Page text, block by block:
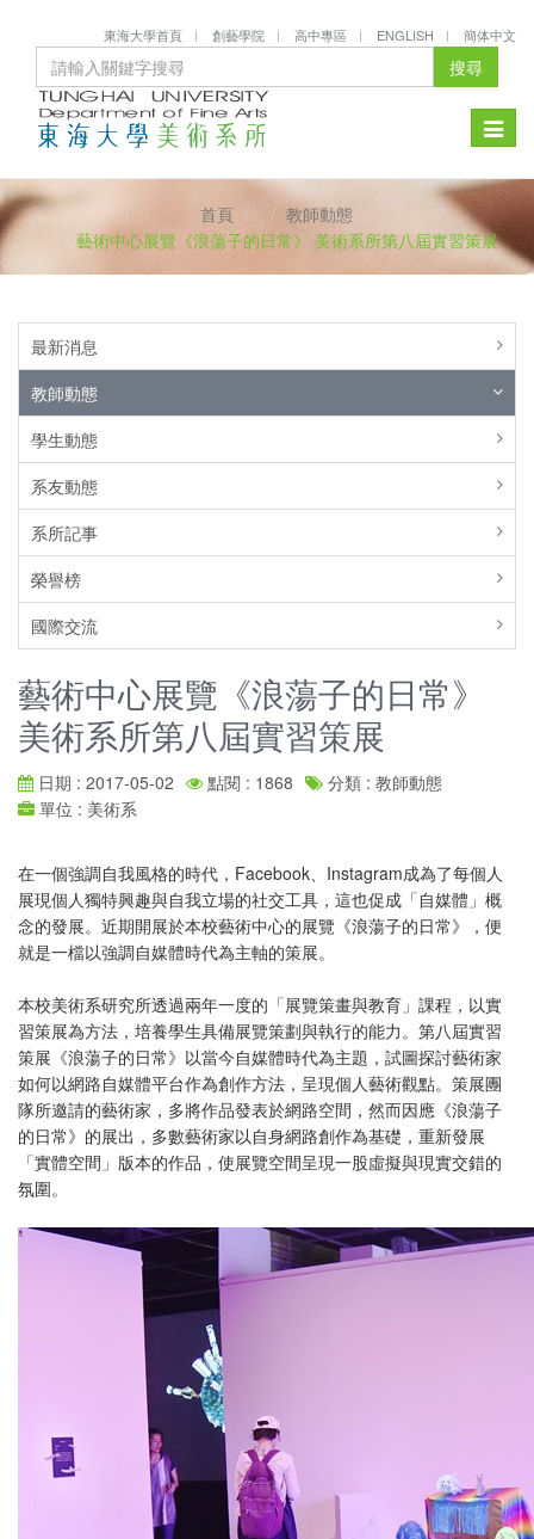
東海大學首頁 創藝學院 高中專區 ENGLISH 簡体中文
搜尋
Toggle
首頁
教師動態
藝術中心展覽《浪蕩子的日常》 美術系所第八屆實習策展
最新消息
教師動態
學生動態
系友動態
系所記事
榮譽榜
國際交流
藝術中心展覽《浪蕩子的日常》
美術系所第八屆實習策展
日期 : 2017-05-02 點閱 : 1868
分類 : 教師動態
單位 : 美術系
在一個強調自我風格的時代，Facebook、Instagram成為了每個人
展現個人獨特興趣與自我立場的社交工具，這也促成「自媒體」概
念的發展。近期開展於本校藝術中心的展覽《浪蕩子的日常》，便
就是一檔以強調自媒體時代為主軸的策展。
本校美術系研究所透過兩年一度的「展覽策畫與教育」課程，以實
習策展為方法，培養學生具備展覽策劃與執行的能力。第八屆實習
策展《浪蕩子的日常》以當今自媒體時代為主題，試圖探討藝術家
如何以網路自媒體平台作為創作方法，呈現個人藝術觀點。策展團
隊所邀請的藝術家，多將作品發表於網路空間，然而因應《浪蕩子
的日常》的展出，多數藝術家以自身網路創作為基礎，重新發展
「實體空間」版本的作品，使展覽空間呈現一股虛擬與現實交錯的
氛圍。